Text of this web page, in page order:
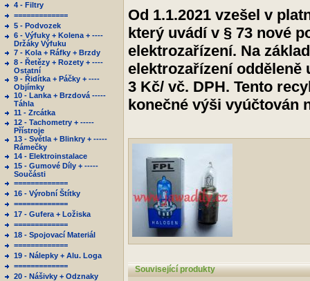
4 - Filtry
=============
5 - Podvozek
6 - Výfuky + Kolena + ----
Držáky Výfuku
7 - Kola + Ráfky + Brzdy
8 - Řetězy + Rozety + ----
Ostatní
9 - Řidítka + Páčky + ----
Objímky
10 - Lanka + Brzdová -----
Táhla
11 - Zrcátka
12 - Tachometry + -----
Přístroje
13 - Světla + Blinkry + -----
Rámečky
14 - Elektroinstalace
15 - Gumové Díly + -----
Součásti
=============
16 - Výrobní Štítky
=============
17 - Gufera + Ložiska
=============
18 - Spojovací Materiál
=============
19 - Nálepky + Alu. Loga
=============
20 - Nášivky + Odznaky
Od 1.1.2021 vzešel v
který uvádí v § 73 nové
elektrozařízení. Na
elektrozařízení odděleně
3 Kč/ vč. DPH. Tento
konečné výši vyúčtován
Související produkty